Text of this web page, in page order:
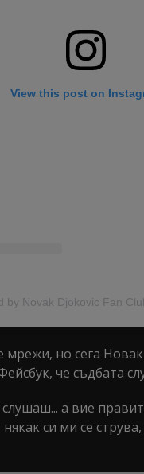
View this post on
by Novak Djokovic Fan
но сега
че съдбата
а вие
си ми се